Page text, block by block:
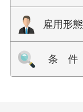
雇用形態
条 件